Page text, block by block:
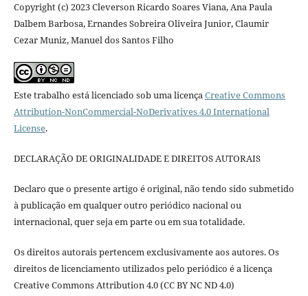
Copyright (c) 2023 Cleverson Ricardo Soares Viana, Ana Paula
Dalbem Barbosa, Ernandes Sobreira Oliveira Junior, Claumir
Cezar Muniz, Manuel dos Santos Filho
Este trabalho está licenciado sob uma licençaCreative Commons
Attribution-NonCommercial-NoDerivatives 4.0 International
License.
DECLARAÇÃO DE ORIGINALIDADE E DIREITOS AUTORAIS
Declaro que o presente artigo é original, não tendo sido submetido
à publicação em qualquer outro periódico nacional ou
internacional, quer seja em parte ou em sua totalidade.
Os direitos autorais pertencem exclusivamente aos autores. Os
direitos de licenciamento utilizados pelo periódico é a licença
Creative Commons Attribution 4.0 (CC BY NC ND 4.0)